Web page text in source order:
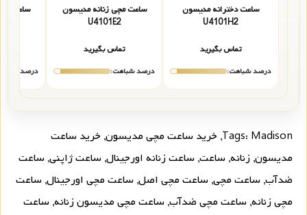
ساعت دخترانه مدیسون
U4101H2
تماس بگیرید
درصد شباهت:
ساعت مچی زنانه مدیسون
U4101E2
تماس بگیرید
درصد شباهت:
ساعت
درصد
Tags: Madison
, خرید ساعت مچی مدیسون, خرید ساعت
مدیسون, زنانه, ساعت, ساعت زنانه اورجینال, ساعت ژاپنی, ساعت
ضدآب, ساعت مچی, ساعت مچی اصل, ساعت مچی اورجینال, ساعت
مچی زنانه, ساعت مچی ضدآب, ساعت مچی مدیسون زنانه, ساعت